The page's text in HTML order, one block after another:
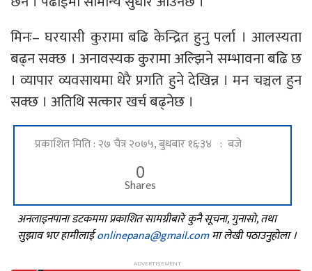
मिनः– घरयासी कुरामा बढि केन्द्रित हुनु पर्ला । आलस्यता
बढ्न सक्छ । अनावस्यक कुरामा अल्झिने सम्भावना बढि छ
। व्यापार व्यवसायमा धेरै प्रगति हुने देखिन्न । मन चञ्चल हुन
सक्छ । अतिथि सत्कार खर्च बढ्नेछ ।
प्रकाशित मिति : २७ चैत्र २०७५, बुधबार १६:३४ : बजे
0
Shares
अनलाइनपाना डटकममा प्रकाशित सामग्रीबारे कुनै सूचना, गुनासो, तथा
सुझाव भए हामीलाईonlinepana@gmail.comमा लेखी पठाउनुहोला ।